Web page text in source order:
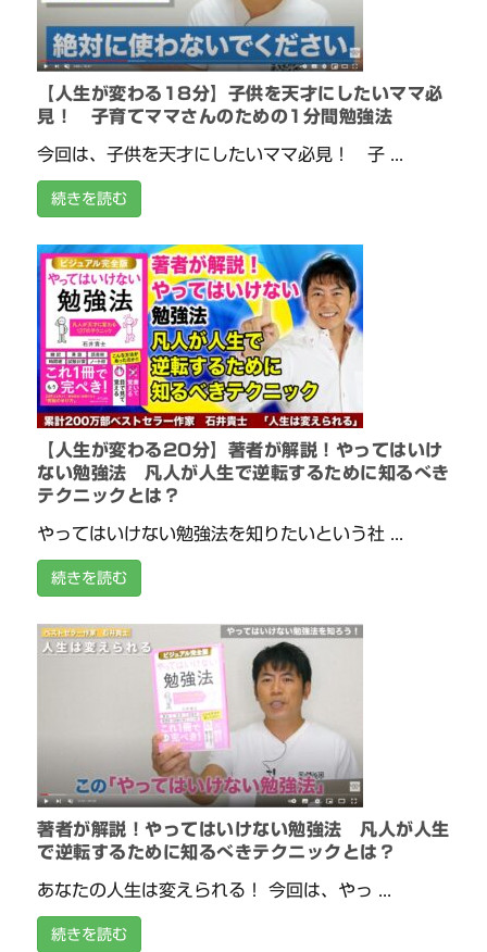
【人生が変わる18分】子供を天才にしたいママ必
見！ 子育てママさんのための1分間勉強法
今回は、子供を天才にしたいママ必見！ 子 ...
続きを読む
【人生が変わる20分】著者が解説！やってはいけ
ない勉強法 凡人が人生で逆転するために知るべき
テクニックとは？
やってはいけない勉強法を知りたいという社 ...
続きを読む
著者が解説！やってはいけない勉強法 凡人が人生
で逆転するために知るべきテクニックとは？
あなたの人生は変えられる！ 今回は、やっ ...
続きを読む